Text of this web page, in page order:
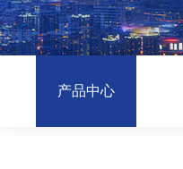
产品中心